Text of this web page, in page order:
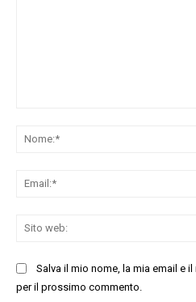
Salva il mio nome, la mia email e
per il prossimo commento.